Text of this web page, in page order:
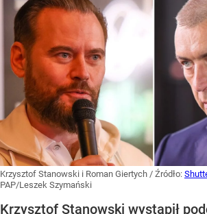
Krzysztof Stanowski i Roman Giertych / Źródło:
PAP/Leszek Szymański
Krzysztof Stanowski wystąpił